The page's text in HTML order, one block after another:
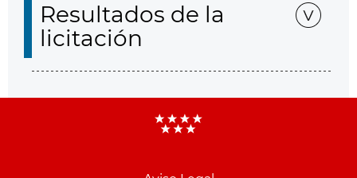
Resultados de la
licitación